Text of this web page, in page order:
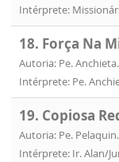
Intérprete:
18. Força Na
Autoria: Pe. Anchieta.
Intérprete: Pe.
19. Copiosa
Autoria: Pe. Pelaquin.
Intérprete: Ir. Alan/